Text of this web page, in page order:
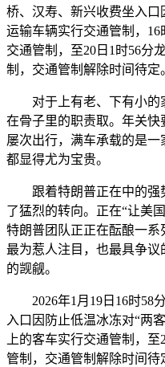
桥、汉寿、新兴收费坐入口
运输车辆实行交通管制，
交通管制，至20日1时56分
制，交通管制解除时间待定
对于上有老、下有小的
在骨子里的职责取。年关
屡次出行，满车承载的是
都显得尤为宝贵。
跟着特朗普正在中的强
了猛烈的转向。正在“让美
特朗普团队正正在酝酿一系
最为惹人注目，也最具争
的觊觎。
2026年1月19日16时58
入口因防止低温冰冻对“两
上的客车实行交通管制，
管制，交通管制解除时间待